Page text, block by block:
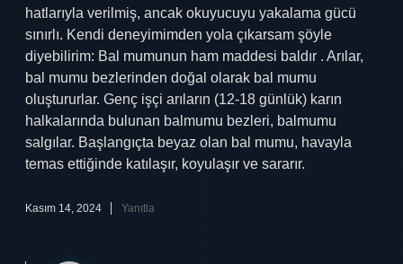
hatlarıyla verilmiş, ancak okuyucuyu yakalama gücü
sınırlı. Kendi deneyimimden yola çıkarsam şöyle
diyebilirim: Bal mumunun ham maddesi baldır . Arılar,
bal mumu bezlerinden doğal olarak bal mumu
oluştururlar. Genç işçi arıların (12-18 günlük) karın
halkalarında bulunan balmumu bezleri, balmumu
salgılar. Başlangıçta beyaz olan bal mumu, havayla
temas ettiğinde katılaşır, koyulaşır ve sararır.
Kasım 14, 2024 Yanıtla